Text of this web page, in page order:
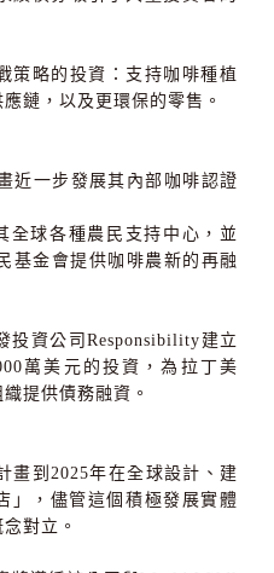
策略的投資：支持咖啡種植
鏈，以及更環保的零售。
近一步發展其內部咖啡認證
全球各種農民支持中心，並
基金會提供咖啡農新的再融
投資公司Responsibility 建立
萬美元的投資，為拉丁美
提供債務融資。
畫到2025年在全球設計、建
」，儘管這個積極發展實體
對立。